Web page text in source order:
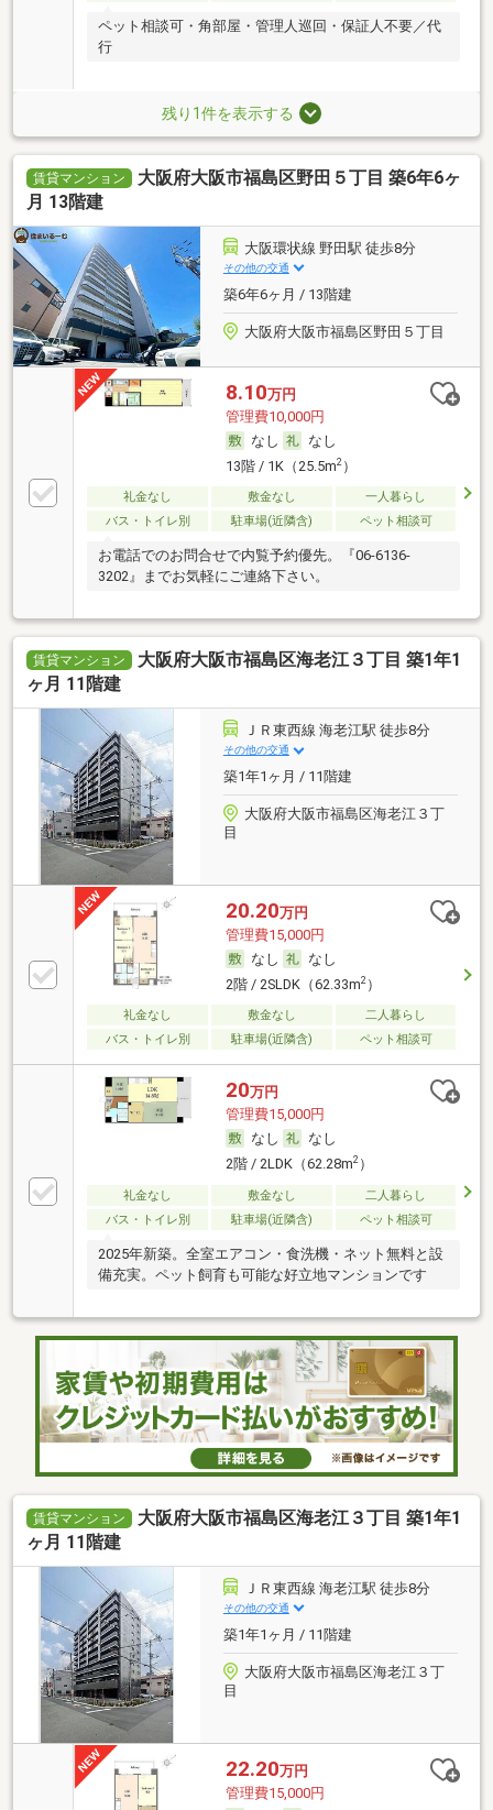
ペット相談可・角部屋・管理人巡回・保証人不要／代
行
残り1件を表示する
賃貸マンション
大阪府大阪市福島区野田５丁目 築6年6ヶ
月 13階建
大阪環状線 野田駅 徒歩8分
その他の交通
築6年6ヶ月 / 13階建
大阪府大阪市福島区野田５丁目
8.10万円
管理費10,000円
なし
なし
13階 / 1K（25.5m2）
礼金なし 敷金なし
一人暮らし
バス・トイレ別
駐車場(近隣含) ペット相談可
お電話でのお問合せで内覧予約優先。『06-6136-
3202』までお気軽にご連絡下さい。
賃貸マンション
大阪府大阪市福島区海老江３丁目 築1年1
ヶ月 11階建
ＪＲ東西線 海老江駅 徒歩8分
その他の交通
築1年1ヶ月 / 11階建
大阪府大阪市福島区海老江３丁
目
20.20万円
管理費15,000円
なし
なし
2階 / 2SLDK（62.33m2）
礼金なし 敷金なし
二人暮らし
バス・トイレ別
駐車場(近隣含) ペット相談可
20万円
管理費15,000円
なし
なし
2階 / 2LDK（62.28m2）
礼金なし 敷金なし
二人暮らし
バス・トイレ別
駐車場(近隣含) ペット相談可
2025年新築。全室エアコン・食洗機・ネット無料と設
備充実。ペット飼育も可能な好立地マンションです
賃貸マンション
大阪府大阪市福島区海老江３丁目 築1年1
ヶ月 11階建
ＪＲ東西線 海老江駅 徒歩8分
その他の交通
築1年1ヶ月 / 11階建
大阪府大阪市福島区海老江３丁
目
22.20万円
管理費15,000円